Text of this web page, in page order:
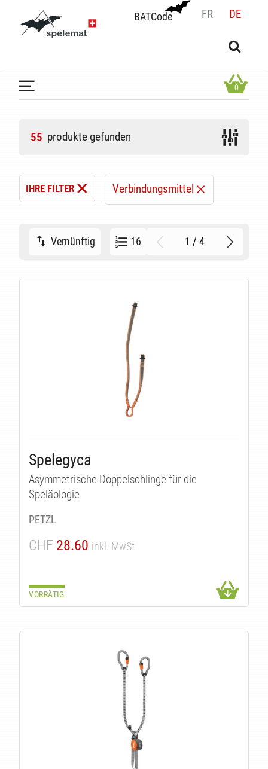
BATCode FR DE
BATCode
OK
0
55 produkte gefunden
IHRE FILTER Verbindungsmittel
Vernünftig 16 1 / 4
Spelegyca
Asymmetrische Doppelschlinge für die
Speläologie
PETZL
CHF 28.60 inkl. MwSt
VORRÄTIG